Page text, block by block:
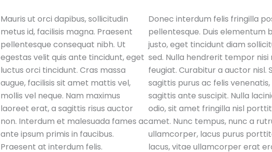
Mauris ut orci dapibus, sollicitudin
metus id, facilisis magna. Praesent
pellentesque consequat nibh. Ut
egestas velit quis ante tincidunt, eget
luctus orci tincidunt. Cras massa
augue, facilisis sit amet mattis vel,
mollis vel neque. Nam maximus
laoreet erat, a sagittis risus auctor
non. Interdum et malesuada fames ac
ante ipsum primis in faucibus.
Praesent at interdum felis.
Donec interdum felis fringilla
pellentesque. Duis elementum
justo, eget tincidunt diam
sed. Nulla hendrerit tempor nisi
feugiat. Curabitur a auctor nisl.
sagittis purus ac felis
sagittis ante suscipit. Nulla
odio, sit amet fringilla nisl
amet. Nunc tempus, nunc a
ullamcorper, lacus purus
lacus, vitae ullamcorper erat